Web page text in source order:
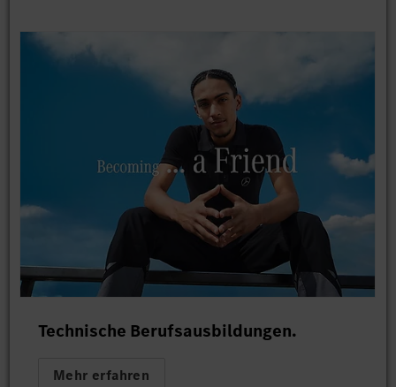
Technische Berufsausbildungen.
Mehr erfahren